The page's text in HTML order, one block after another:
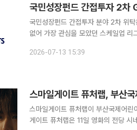
국민성장펀드 간접투자 2차
국민성장펀드 간접투자 분야 2차 위
없어 가장 관심을 모았던 스케일업
사업 최종 GP 선정을 마무리하고 결
2026-07-13 15:39
스마일게이트 퓨처랩이 부산국제어린이
게이트 퓨처랩은 11일 영화의 전당